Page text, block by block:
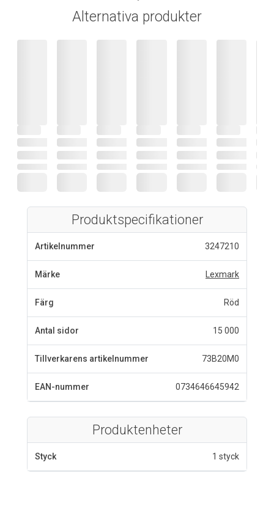
Alternativa produkter
Produktspecifikationer
Artikelnummer 3247210
Märke Lexmark
Färg Röd
Antal sidor 15 000
Tillverkarens artikelnummer 73B20M0
EAN-nummer 0734646645942
Produktenheter
Styck 1 styck